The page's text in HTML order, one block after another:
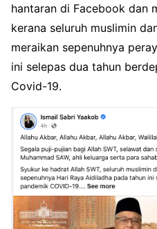
hantaran di Facebook dan
kerana seluruh muslimin
meraikan sepenuhnya
ini selepas dua tahun
Covid-19.